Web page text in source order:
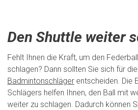
Den Shuttle weiter
Fehlt Ihnen die Kraft, um den
schlagen? Dann sollten Sie sich für
Badmintonschläger entscheiden. Die
Schlägers helfen Ihnen, den Ball mit
weiter zu schlagen. Dadurch können